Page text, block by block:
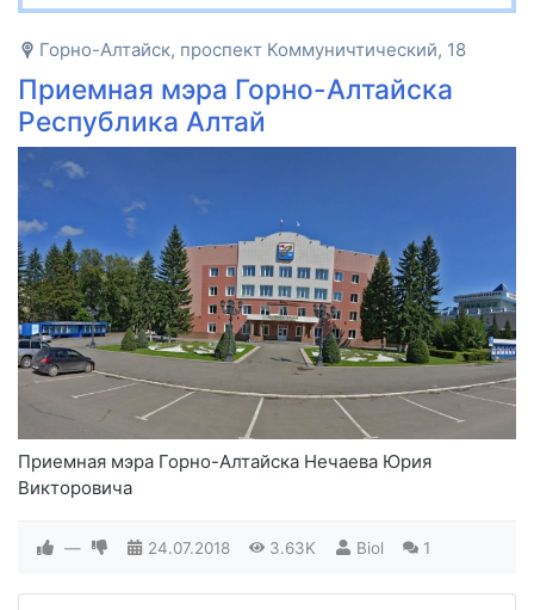
Горно-Алтайск, проспект Коммуничтический, 18
Приемная мэра Горно-Алтайска
Республика Алтай
Приемная мэра Горно-Алтайска Нечаева Юрия
Викторовича
— 24.07.2018 3.63K Biol 1